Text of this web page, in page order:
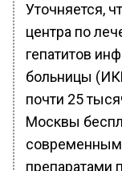
Уточняется,
центра по
гепатитов
больницы
почти 25
Москвы
препаратами